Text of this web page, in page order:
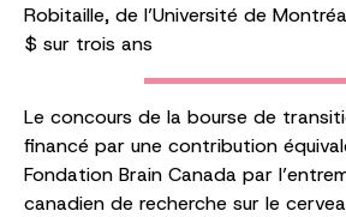
Robitaille, de l’Université de
$ sur trois ans
Le concours de la bourse de
financé par une contribution
Fondation Brain Canada par
canadien de recherche sur le